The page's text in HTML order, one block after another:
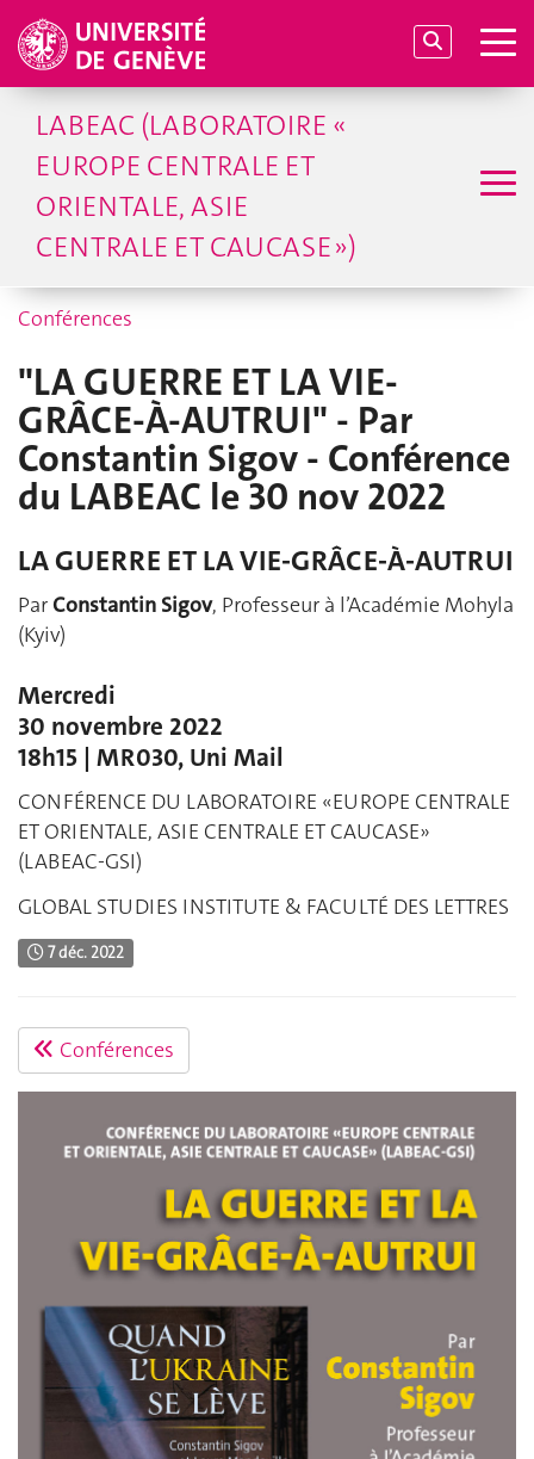
LABEAC (LABORATOIRE «
EUROPE CENTRALE ET
ORIENTALE, ASIE
CENTRALE ET CAUCASE »)
Conférences
"LA GUERRE ET LA VIE-
GRÂCE-À-AUTRUI" - Par
Constantin Sigov - Conférence
du LABEAC le 30 nov 2022
LA GUERRE ET LA VIE-GRÂCE-À-AUTRUI
ParConstantin Sigov, Professeur à l’Académie Mohyla
(Kyiv)
Mercredi
30 novembre 2022
18h15 | MR030, Uni Mail
CONFÉRENCE DU LABORATOIRE «EUROPE CENTRALE
ET ORIENTALE, ASIE CENTRALE ET CAUCASE»
(LABEAC-GSI)
GLOBAL STUDIES INSTITUTE & FACULTÉ DES LETTRES
7 déc. 2022
Conférences